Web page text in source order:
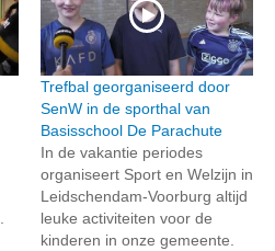
Trefbal georganiseerd door
SenW in de sporthal van
Basisschool De Parachute
In de vakantie periodes
organiseert Sport en Welzijn in
Leidschendam-Voorburg altijd
leuke activiteiten voor de
kinderen in onze gemeente.